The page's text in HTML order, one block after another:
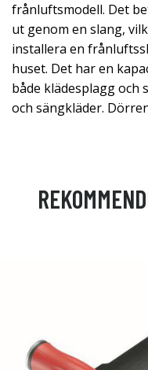
frånluftsmodell. Det
ut genom en slang,
installera en
huset. Det har en
både klädesplagg och
och sängkläder.